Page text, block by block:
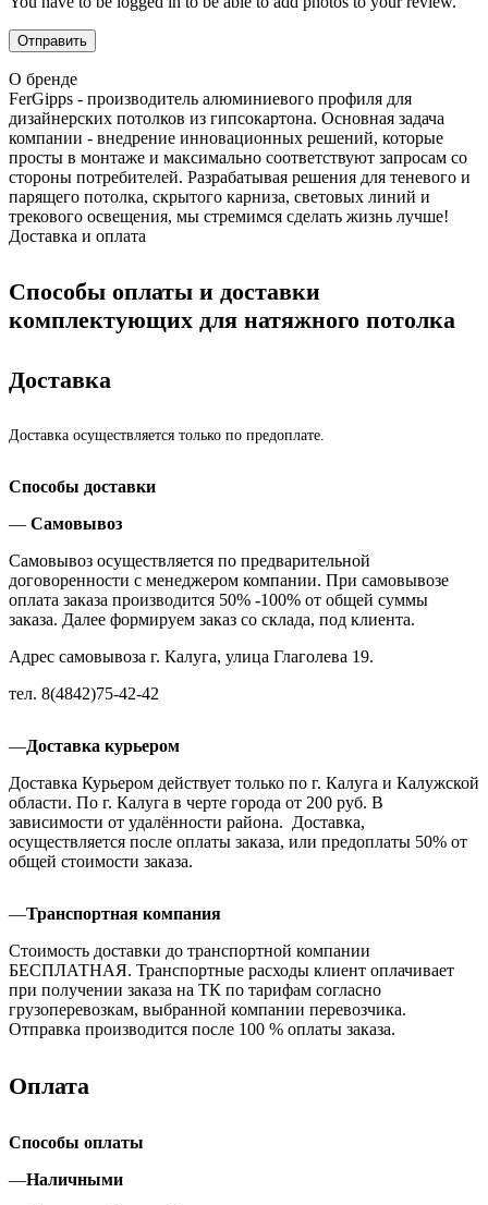
О бренде
FerGipps - производитель алюминиевого профиля для
дизайнерских потолков из гипсокартона. Основная задача
компании - внедрение инновационных решений, которые
просты в монтаже и максимально соответствуют запросам со
стороны потребителей. Разрабатывая решения для теневого и
парящего потолка, скрытого карниза, световых линий и
трекового освещения, мы стремимся сделать жизнь лучше!
Доставка и оплата
Способы оплаты и доставки
комплектующих для натяжного потолка
Доставка
Доставка осуществляется только по предоплате.
Способы доставки
— Самовывоз
Самовывоз осуществляется по предварительной
договоренности с менеджером компании. При самовывозе
оплата заказа производится 50% -100% от общей суммы
заказа. Далее формируем заказ со склада, под клиента.
Адрес самовывоза г. Калуга, улица Глаголева 19.
тел. 8(4842)75-42-42
—Доставка курьером
Доставка Курьером действует только по г. Калуга и Калужской
области. По г. Калуга в черте города от 200 руб. В
зависимости от удалённости района. Доставка,
осуществляется после оплаты заказа, или предоплаты 50% от
общей стоимости заказа.
—Транспортная компания
Стоимость доставки до транспортной компании
БЕСПЛАТНАЯ. Транспортные расходы клиент оплачивает
при получении заказа на ТК по тарифам согласно
грузоперевозкам, выбранной компании перевозчика.
Отправка производится после 100 % оплаты заказа.
Оплата
Способы оплаты
—Наличными